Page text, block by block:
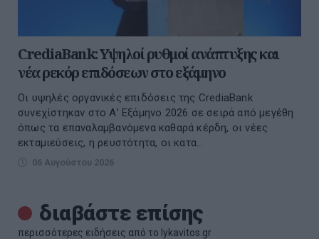
CrediaBank: Υψηλοί ρυθμοί ανάπτυξης και
νέα ρεκόρ επιδόσεων στο εξάμηνο
Οι υψηλές οργανικές επιδόσεις της CrediaBank
συνεχίστηκαν στο Α’ Εξάμηνο 2026 σε σειρά από μεγέθη
όπως τα επαναλαμβανόμενα καθαρά κέρδη, οι νέες
εκταμιεύσεις, η ρευστότητα, οι κατα...
06 Αυγούστου 2026
διαβάστε επίσης
περισσότερες ειδήσεις από το lykavitos.gr